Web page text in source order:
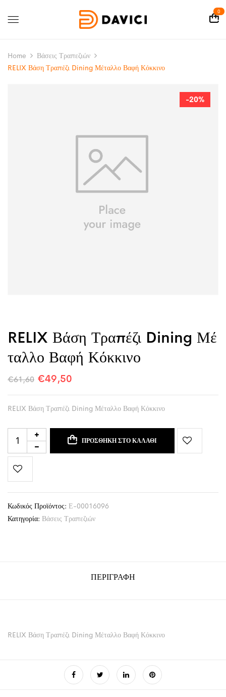
0
Home
Βάσεις Τραπεζιών
RELIX Βάση Τραπέζι Dining Μέταλλο Βαφή Κόκκινο
-20%
RELIX Βάση Τραπέζι Dining Μέ
Ταλλο Βαφή Κόκκινο
€61,60 €49,50
RELIX Βάση Τραπέζι Dining Μέταλλο Βαφή Κόκκινο
ΠΡΟΣΘΉΚΗ ΣΤΟ ΚΑΛΆΘΙ
Κωδικός Προϊόντος: Ε-00016096
Κατηγορία: Βάσεις Τραπεζιών
ΠΕΡΙΓΡΑΦΉ
RELIX Βάση Τραπέζι Dining Μέταλλο Βαφή Κόκκινο